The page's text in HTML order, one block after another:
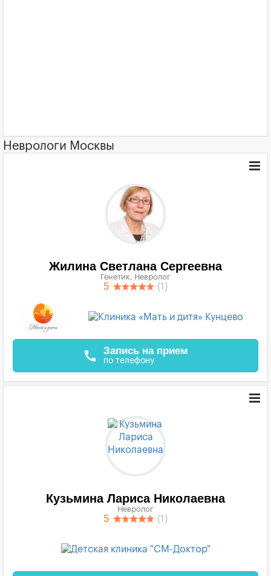
Неврологи Москвы
Жилина Светлана Сергеевна
Генетик, Невролог
5 (1)
call Запись на прием
по телефону
Кузьмина Лариса Николаевна
Невролог
5 (1)